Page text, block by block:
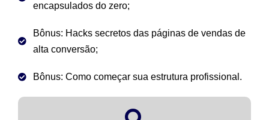
encapsulados do zero;
Bônus: Hacks secretos das páginas de vendas de
alta conversão;
Bônus: Como começar sua estrutura profissional.